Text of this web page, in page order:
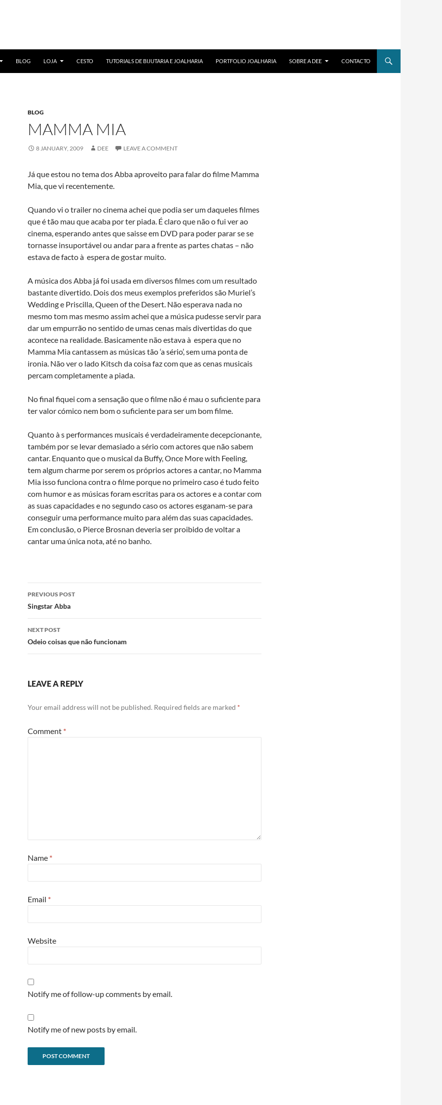
BLOG LOJA CESTO TUTORIALS DE BIJUTARIA E JOALHARIA PORTFOLIO JOALHARIA SOBRE A DEE CONTACTO
BLOG
MAMMA MIA
8 JANUARY, 2009 DEE LEAVE A COMMENT
Já que estou no tema dos Abba aproveito para falar do filme Mamma
Mia, que vi recentemente.
Quando vi o trailer no cinema achei que podia ser um daqueles filmes
que é tão mau que acaba por ter piada. É claro que não o fui ver ao
cinema, esperando antes que saisse em DVD para poder parar se se
tornasse insuportável ou andar para a frente as partes chatas – não
estava de facto à espera de gostar muito.
A música dos Abba já foi usada em diversos filmes com um resultado
bastante divertido. Dois dos meus exemplos preferidos são Muriel’s
Wedding e Priscilla, Queen of the Desert. Não esperava nada no
mesmo tom mas mesmo assim achei que a música pudesse servir para
dar um empurrão no sentido de umas cenas mais divertidas do que
acontece na realidade. Basicamente não estava à espera que no
Mamma Mia cantassem as músicas tão ‘a sério’, sem uma ponta de
ironia. Não ver o lado Kitsch da coisa faz com que as cenas musicais
percam completamente a piada.
No final fiquei com a sensação que o filme não é mau o suficiente para
ter valor cómico nem bom o suficiente para ser um bom filme.
Quanto à s performances musicais é verdadeiramente decepcionante,
também por se levar demasiado a sério com actores que não sabem
cantar. Enquanto que o musical da Buffy, Once More with Feeling,
tem algum charme por serem os próprios actores a cantar, no Mamma
Mia isso funciona contra o filme porque no primeiro caso é tudo feito
com humor e as músicas foram escritas para os actores e a contar com
as suas capacidades e no segundo caso os actores esganam-se para
conseguir uma performance muito para além das suas capacidades.
Em conclusão, o Pierce Brosnan deveria ser proibido de voltar a
cantar uma única nota, até no banho.
Post
navigation
PREVIOUS POST
Singstar Abba
NEXT POST
Odeio coisas que não funcionam
LEAVE A REPLY
Your email address will not be published. Required fields are marked *
Comment *
Name *
Email *
Website
Notify me of follow-up comments by email.
Notify me of new posts by email.